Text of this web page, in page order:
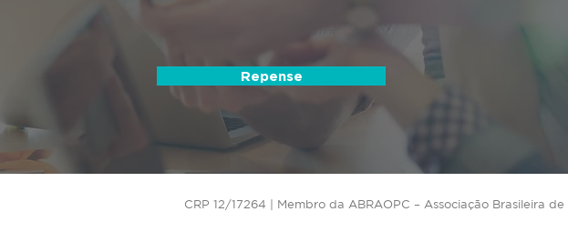
Repense
CRP 12/17264 | Membro da ABRAOPC – Associação Brasileira